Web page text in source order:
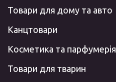
Товари для дому та авто
Канцтовари
Косметика та парфумерія
Товари для тварин